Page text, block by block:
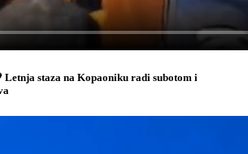
Letnja staza na Kopaoniku radi subotom i